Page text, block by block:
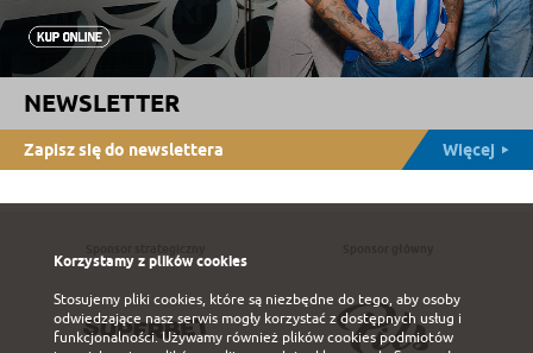
NEWSLETTER
Zapisz się do newslettera Więcej
Korzystamy z plików cookies
Stosujemy pliki cookies, które są niezbędne do tego, aby osoby
odwiedzające nasz serwis mogły korzystać z dostępnych usług i
funkcjonalności. Używamy również plików cookies podmiotów